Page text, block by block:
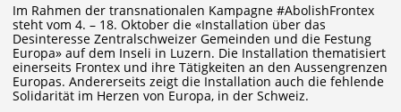
Im Rahmen der transnationalen Kampagne #AbolishFrontex
steht vom 4. – 18. Oktober die «Installation über das
Desinteresse Zentralschweizer Gemeinden und die Festung
Europa» auf dem Inseli in Luzern. Die Installation thematisiert
einerseits Frontex und ihre Tätigkeiten an den Aussengrenzen
Europas. Andererseits zeigt die Installation auch die fehlende
Solidarität im Herzen von Europa, in der Schweiz.